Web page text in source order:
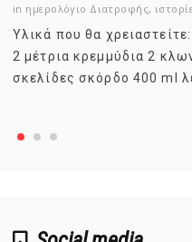
in ημερολόγιο Διατροφής,
Υλικά που θα
2 μέτρια κρεμμύδια 2
σκελίδες σκόρδο 400 ml